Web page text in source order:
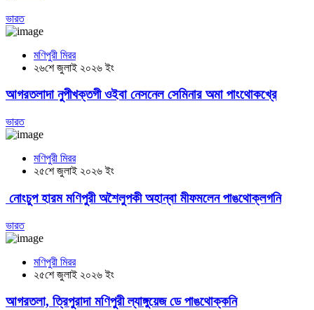
ভারত
মণিপুরী মিরর
২৬শে জুলাই ২০২৬ ইং
আগরতলাদা নুপীখক্তগী ওইবা নেসনেল সেমিনার অমা পাংথোকখ্রে
ভারত
মণিপুরী মিরর
২৫শে জুলাই ২০২৬ ইং
নোংচুপ হারম মণিপুরী অশৈলুপকী অহান্বা মীফমলেন পাঙথোক্লগনি
ভারত
মণিপুরী মিরর
২৫শে জুলাই ২০২৬ ইং
আগরতলা, ত্রিপুরাদা মণিপুরী ল্যাঙ্গুয়েজ ডে পাঙথোক্কনি